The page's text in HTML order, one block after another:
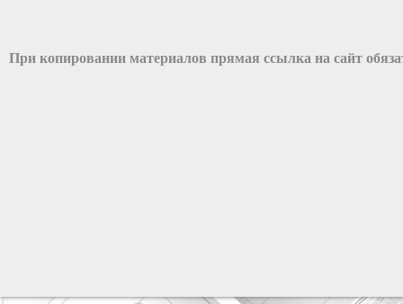
При копировании материалов прямая ссылка на сайт